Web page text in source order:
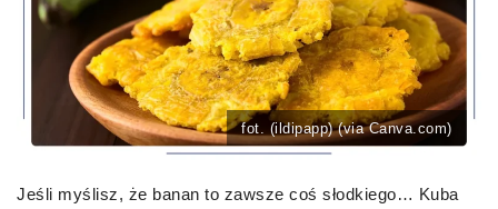
fot. (ildipapp) (via Canva.com)
Jeśli myślisz, że banan to zawsze coś słodkiego… Kuba